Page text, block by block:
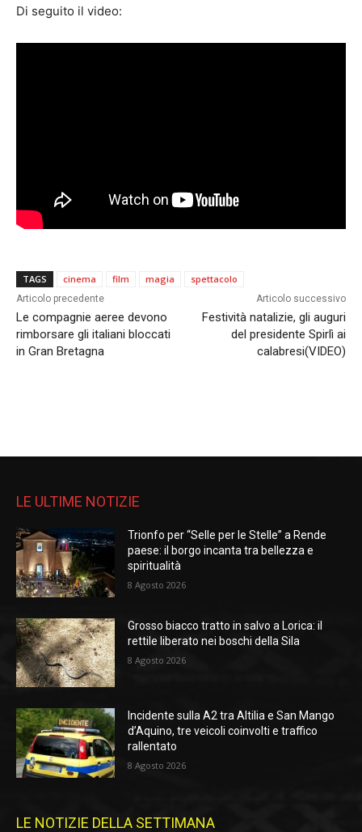
Di seguito il video:
TAGS cinema film magia spettacolo
Articolo precedente
Le compagnie aeree devono
rimborsare gli italiani bloccati
in Gran Bretagna
Articolo successivo
Festività natalizie, gli auguri
del presidente Spirlì ai
calabresi(VIDEO)
LE ULTIME NOTIZIE
Trionfo per “Selle per le Stelle” a Rende
paese: il borgo incanta tra bellezza e
spiritualità
8 Agosto 2026
Grosso biacco tratto in salvo a Lorica: il
rettile liberato nei boschi della Sila
8 Agosto 2026
Incidente sulla A2 tra Altilia e San Mango
d’Aquino, tre veicoli coinvolti e traffico
rallentato
8 Agosto 2026
LE NOTIZIE DELLA SETTIMANA